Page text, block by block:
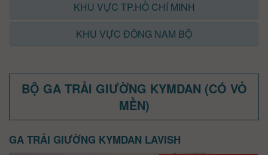
KHU VỰC TP.HỒ CHÍ MINH
KHU VỰC ĐÔNG NAM BỘ
BỘ GA TRẢI GIƯỜNG KYMDAN (CÓ VỎ
MỀN)
GA TRẢI GIƯỜNG KYMDAN LAVISH